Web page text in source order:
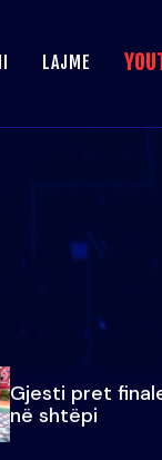
LAJME
Gjesti pret
në shtëpi